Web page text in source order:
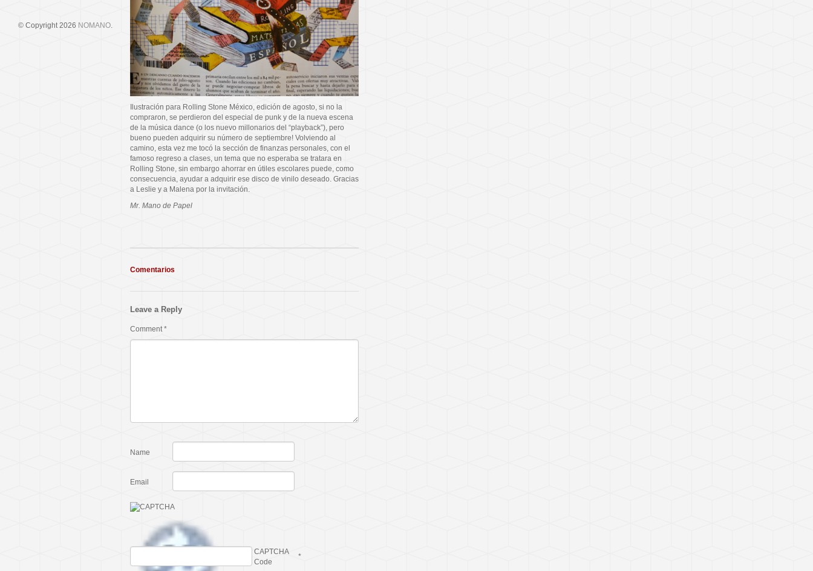
© Copyright 2026 NOMANO.
Ilustración para Rolling Stone México, edición de agosto, si no la
compraron, se perdieron del especial de punk y de la nueva escena
de la música dance (o los nuevo millonarios del “playback”), pero
bueno pueden adquirir su número de septiembre! Volviendo al
camino, esta vez me tocó la sección de finanzas personales, con el
famoso regreso a clases, un tema que no esperaba se tratara en
Rolling Stone, sin embargo ahorrar en útiles escolares puede, como
consecuencia, ayudar a adquirir ese disco de vinilo deseado. Gracias
a Leslie y a Malena por la invitación.
Mr. Mano de Papel
Comentarios
Leave a Reply
Comment *
Name
Email
CAPTCHA
Code
*